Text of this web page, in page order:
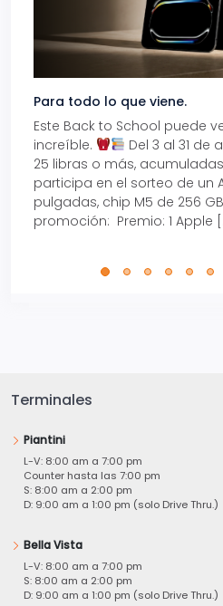
Para todo lo que viene.
Este Back to School puede
increíble.
Del 3 al 31 de
25 libras o más,
participa en el sorteo de un
pulgadas, chip M5 de 256
promoción: Premio: 1 Apple
Terminales
Piantini
L-V: 8:00 am a 7:00 pm
Counter hasta las 7:00 pm
S: 8:00 am a 2:00 pm
D: 9:00 am a 1:00 pm (solo Drive Thru.)
Bella Vista
L-V: 8:00 am a 7:00 pm
S: 8:00 am a 2:00 pm
D: 9:00 am a 1:00 pm (solo Drive Thru.)